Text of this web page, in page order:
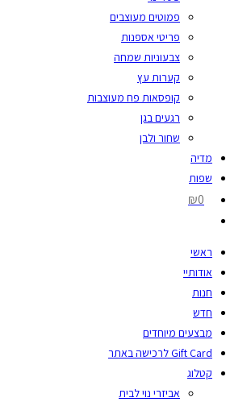
פמוטים מעוצבים
פריטי אספנות
צבעוניות שמחה
קערות עץ
קופסאות פח מעוצבות
רגעים בגן
שחור ולבן
מדיה
שפות
₪0
ראשי
אודותיי
חנות
חדש
מבצעים מיוחדים
Gift Card לרכישה באתר
קטלוג
אביזרי נוי לבית